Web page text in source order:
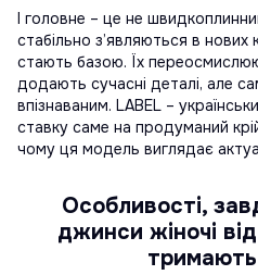
І головне – це не
стабільно з’являються в нових
стають базою. Їх
додають сучасні деталі, але
впізнаваним. LABEL –
ставку саме на продуманий
чому ця модель виглядає
Особливості,
джинси жіночі
тримають